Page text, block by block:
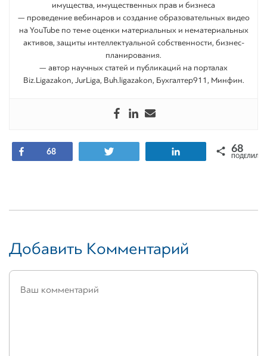
имущества, имущественных прав и бизнеса
— проведение вебинаров и создание образовательных видео
на YouTube по теме оценки материальных и нематериальных
активов, защиты интеллектуальной собственности, бизнес-
планирования.
— автор научных статей и публикаций на порталах
Biz.Ligazakon, JurLiga, Buh.ligazakon, Бухгалтер911, Минфин.
Поделиться
68 Поделиться68
Добавить Комментарий